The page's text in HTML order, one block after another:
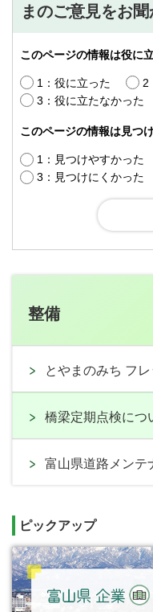
まのご意見をお
このページの情報は役に
1：役に立った
2
3：役に立たなかった
このページの情報は見つ
1：見つけやすかった
3：見つけにくかった
整備
とやまのみち フ
橋梁定期点検につ
富山県道路メンテ
ピックアップ